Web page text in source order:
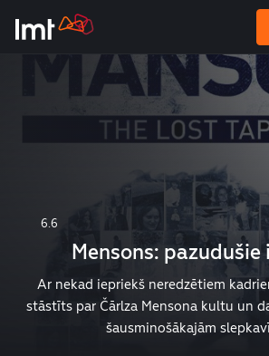
6.6
Mensons: pazudušie
Ar nekad iepriekš neredzētiem
stāstīts par Čārlza Mensona kultu un
šausminošākajām